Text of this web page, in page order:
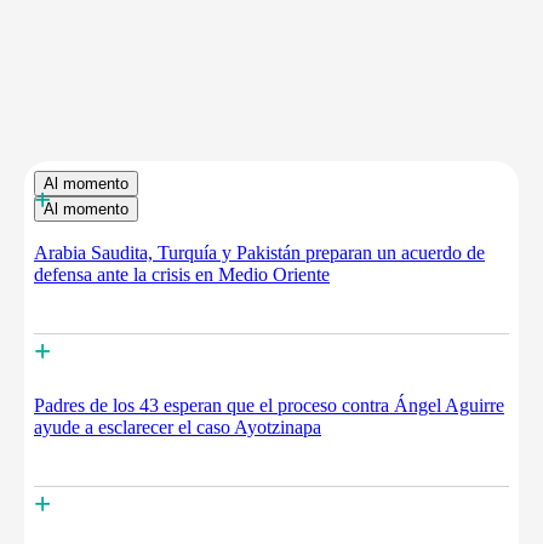
Al momento
Al momento
+
Arabia Saudita, Turquía y Pakistán preparan un acuerdo de
defensa ante la crisis en Medio Oriente
+
Padres de los 43 esperan que el proceso contra Ángel Aguirre
ayude a esclarecer el caso Ayotzinapa
+